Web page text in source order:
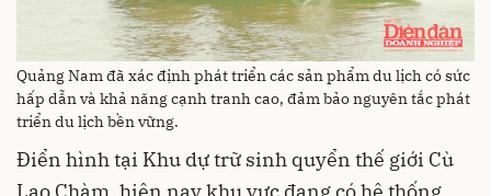
Quảng Nam đã xác định phát triển các sản phẩm du lịch có sức
hấp dẫn và khả năng cạnh tranh cao, đảm bảo nguyên tắc phát
triển du lịch bền vững.
Điển hình tại Khu dự trữ sinh quyển thế giới Cù